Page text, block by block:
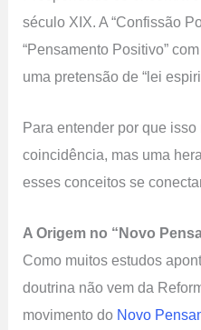
século XIX. A “Confissão
“Pensamento Positivo”
uma pretensão de “lei
Para entender por que
coincidência, mas uma
esses conceitos se
A Origem no “Novo
Como muitos estudos
doutrina não vem da
movimento do Novo